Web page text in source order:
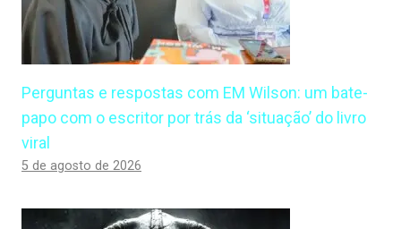
Perguntas e respostas com EM Wilson: um bate-
papo com o escritor por trás da ‘situação’ do livro
viral
5 de agosto de 2026